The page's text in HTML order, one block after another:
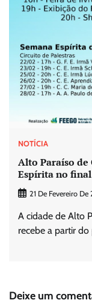
NOTÍCIA
Alto Paraíso de
Espírita no
21 De Fevereiro De
A cidade de Alto
recebe a partir
Deixe um